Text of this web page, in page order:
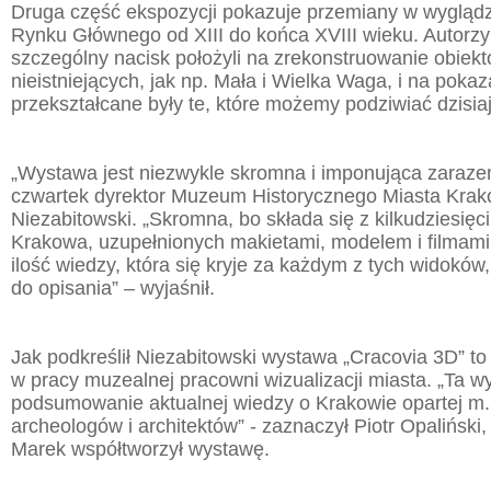
Druga część ekspozycji pokazuje przemiany w
Rynku Głównego od XIII do końca XVIII wieku.
szczególny nacisk położyli na zrekonstruowanie
nieistniejących, jak np. Mała i Wielka Waga, i na
przekształcane były te, które możemy podziwiać
„Wystawa jest niezwykle skromna i imponująca
czwartek dyrektor Muzeum Historycznego Miasta
Niezabitowski. „Skromna, bo składa się z
Krakowa, uzupełnionych makietami, modelem i
ilość wiedzy, która się kryje za każdym z tych
do opisania” – wyjaśnił.
Jak podkreślił Niezabitowski wystawa „Cracovia 3D”
w pracy muzealnej pracowni wizualizacji miasta. „Ta
podsumowanie aktualnej wiedzy o Krakowie opartej
archeologów i architektów” - zaznaczył Piotr
Marek współtworzył wystawę.